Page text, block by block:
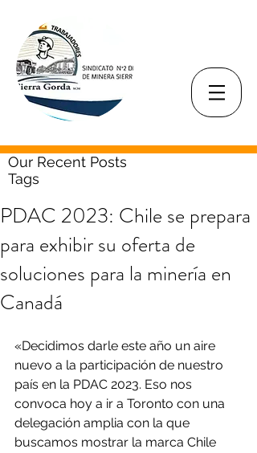
Our Recent Posts
Tags
PDAC 2023: Chile se prepara
para exhibir su oferta de
soluciones para la minería en
Canadá
«Decidimos darle este año un aire
nuevo a la participación de nuestro
país en la PDAC 2023. Eso nos
convoca hoy a ir a Toronto con una
delegación amplia con la que
buscamos mostrar la marca Chile